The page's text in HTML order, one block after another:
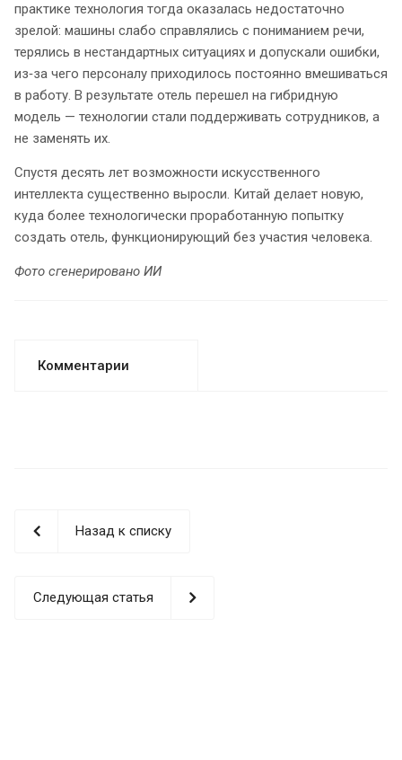
практике технология тогда оказалась недостаточно
зрелой: машины слабо справлялись с пониманием речи,
терялись в нестандартных ситуациях и допускали ошибки,
из‑за чего персоналу приходилось постоянно вмешиваться
в работу. В результате отель перешел на гибридную
модель — технологии стали поддерживать сотрудников, а
не заменять их.
Спустя десять лет возможности искусственного
интеллекта существенно выросли. Китай делает новую,
куда более технологически проработанную попытку
создать отель, функционирующий без участия человека.
Фото сгенерировано ИИ
Комментарии
Назад к списку
Следующая статья